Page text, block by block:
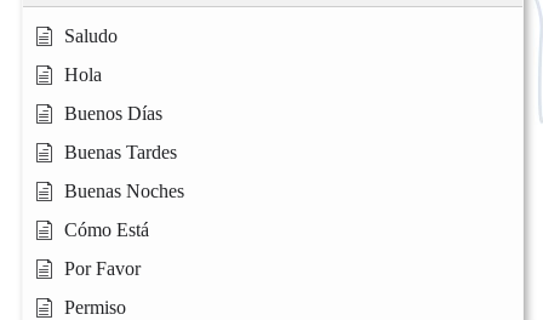
Saludo
Hola
Buenos Días
Buenas Tardes
Buenas Noches
Cómo Está
Por Favor
Permiso